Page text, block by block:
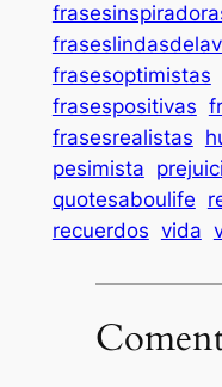
frasesoptimistas
frasespositivas
frasesrealistas
pesimista
quotesaboulife
recuerdos vida